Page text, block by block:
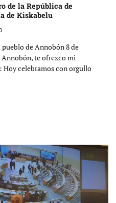
de la República de
de Kiskabelu
de Annobón 8 de
te ofrezco mi
Hoy celebramos con orgullo